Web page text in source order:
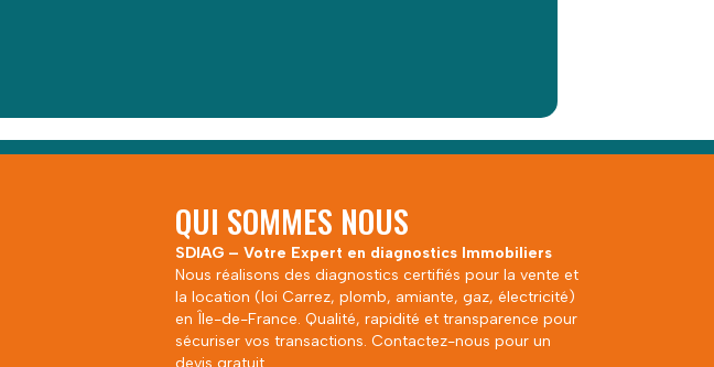
QUI SOMMES NOUS
SDIAG – Votre Expert en diagnostics Immobiliers
Nous réalisons des diagnostics certifiés pour la vente et
la location (loi Carrez, plomb, amiante, gaz, électricité)
en Île-de-France. Qualité, rapidité et transparence pour
sécuriser vos transactions. Contactez-nous pour un
devis gratuit.